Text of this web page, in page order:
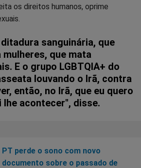
os direitos humanos, oprime
ditadura sanguinária, que
que mata
E o grupo LGBTQIA+ do
louvando o Irã, contra
então, no Irã, que eu quero
lhe acontecer", disse.
PT perde o sono com novo
documento sobre o passado de